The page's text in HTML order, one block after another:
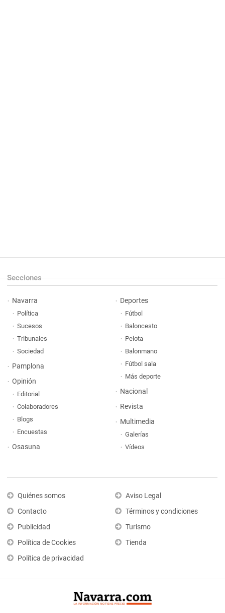
Secciones
Navarra
Política
Sucesos
Tribunales
Sociedad
Pamplona
Opinión
Editorial
Colaboradores
Blogs
Encuestas
Osasuna
Deportes
Fútbol
Baloncesto
Pelota
Balonmano
Fútbol sala
Más deporte
Nacional
Revista
Multimedia
Galerías
Vídeos
Quiénes somos
Contacto
Publicidad
Política de Cookies
Política de privacidad
Aviso Legal
Términos y condiciones
Turismo
Tienda